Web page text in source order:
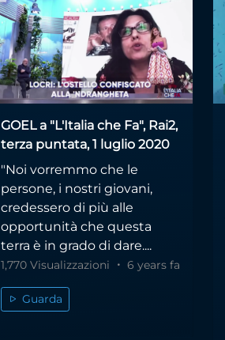
GOEL a "L'Italia che Fa", Rai2,
terza puntata, 1 luglio 2020
"Noi vorremmo che le
persone, i nostri giovani,
credessero di più alle
opportunità che questa
terra è in grado di dare....
1,770 Visualizzazioni 6 years fa
Guarda